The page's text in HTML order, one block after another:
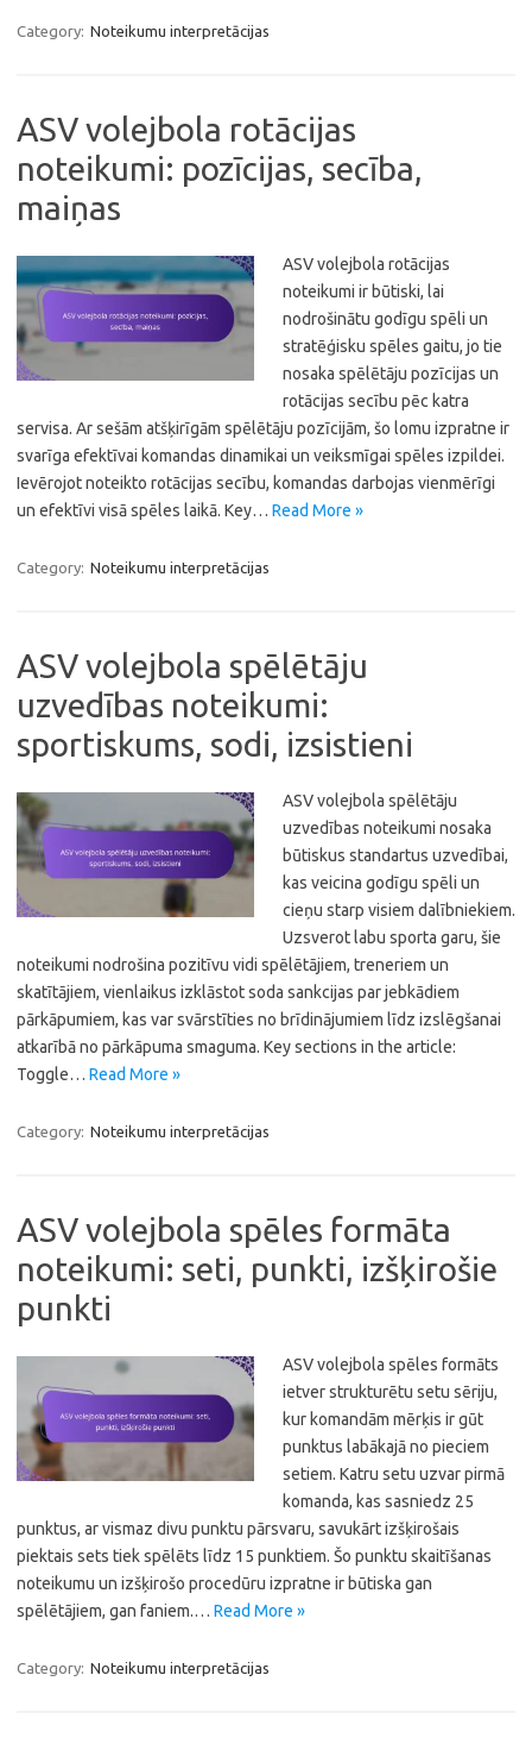
Category: Noteikumu interpretācijas
ASV volejbola rotācijas
noteikumi: pozīcijas, secība,
maiņas
ASV volejbola rotācijas
noteikumi ir būtiski, lai
nodrošinātu godīgu spēli un
stratēģisku spēles gaitu, jo tie
nosaka spēlētāju pozīcijas un
rotācijas secību pēc katra
servisa. Ar sešām atšķirīgām spēlētāju pozīcijām, šo lomu izpratne ir
svarīga efektīvai komandas dinamikai un veiksmīgai spēles izpildei.
Ievērojot noteikto rotācijas secību, komandas darbojas vienmērīgi
un efektīvi visā spēles laikā. Key… Read More »
Category: Noteikumu interpretācijas
ASV volejbola spēlētāju
uzvedības noteikumi:
sportiskums, sodi, izsistieni
ASV volejbola spēlētāju
uzvedības noteikumi nosaka
būtiskus standartus uzvedībai,
kas veicina godīgu spēli un
cieņu starp visiem dalībniekiem.
Uzsverot labu sporta garu, šie
noteikumi nodrošina pozitīvu vidi spēlētājiem, treneriem un
skatītājiem, vienlaikus izklāstot soda sankcijas par jebkādiem
pārkāpumiem, kas var svārstīties no brīdinājumiem līdz izslēgšanai
atkarībā no pārkāpuma smaguma. Key sections in the article:
Toggle… Read More »
Category: Noteikumu interpretācijas
ASV volejbola spēles formāta
noteikumi: seti, punkti, izšķirošie
punkti
ASV volejbola spēles formāts
ietver strukturētu setu sēriju,
kur komandām mērķis ir gūt
punktus labākajā no pieciem
setiem. Katru setu uzvar pirmā
komanda, kas sasniedz 25
punktus, ar vismaz divu punktu pārsvaru, savukārt izšķirošais
piektais sets tiek spēlēts līdz 15 punktiem. Šo punktu skaitīšanas
noteikumu un izšķirošo procedūru izpratne ir būtiska gan
spēlētājiem, gan faniem.… Read More »
Category: Noteikumu interpretācijas